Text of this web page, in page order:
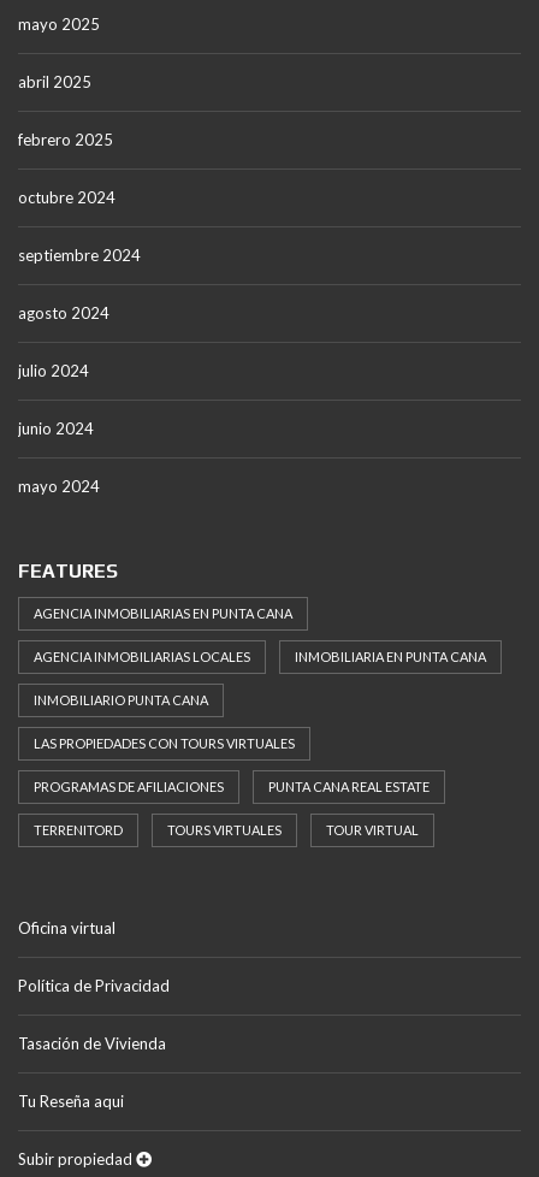
mayo 2025
abril 2025
febrero 2025
octubre 2024
septiembre 2024
agosto 2024
julio 2024
junio 2024
mayo 2024
FEATURES
AGENCIA INMOBILIARIAS EN PUNTA CANA
AGENCIA INMOBILIARIAS LOCALES INMOBILIARIA EN PUNTA CANA
INMOBILIARIO PUNTA CANA
LAS PROPIEDADES CON TOURS VIRTUALES
PROGRAMAS DE AFILIACIONES PUNTA CANA REAL ESTATE
TERRENITORD TOURS VIRTUALES TOUR VIRTUAL
Oficina virtual
Política de Privacidad
Tasación de Vivienda
Tu Reseña aqui
Subir propiedad